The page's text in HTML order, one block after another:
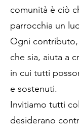
comunità è ciò
parrocchia un
Ogni
che sia, aiuta a
in cui tutti
e sostenuti.
Invitiamo tutti
desiderano